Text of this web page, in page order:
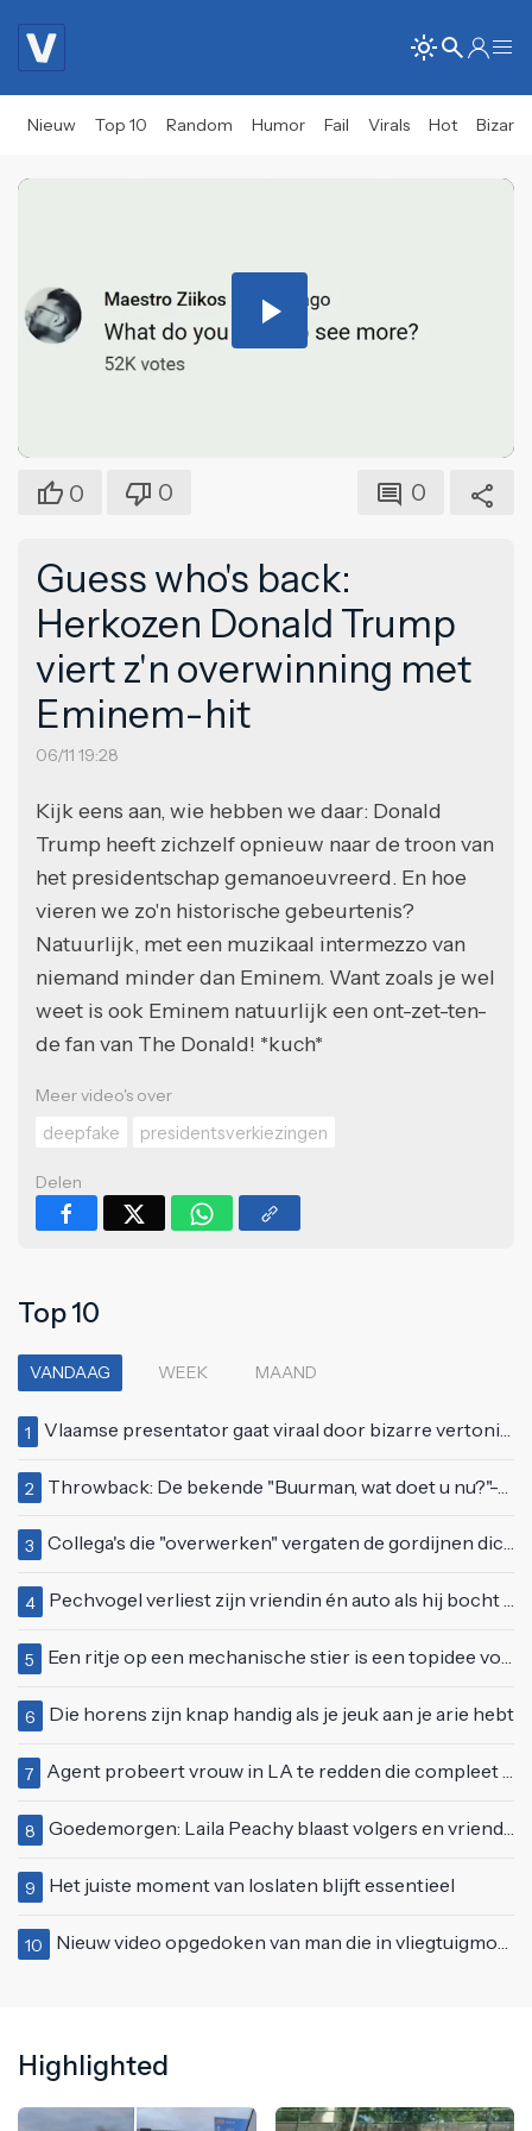
Nieuw Top 10 Random Humor Fail Virals Hot Bizar
Play
0 0 0
Guess who's back:
Herkozen Donald Trump
viert z'n overwinning met
Eminem-hit
06/11 19:28
Kijk eens aan, wie hebben we daar: Donald
Trump heeft zichzelf opnieuw naar de troon van
het presidentschap gemanoeuvreerd. En hoe
vieren we zo'n historische gebeurtenis?
Natuurlijk, met een muzikaal intermezzo van
niemand minder dan Eminem. Want zoals je wel
weet is ook Eminem natuurlijk een ont-zet-ten-
de fan van The Donald! *kuch*
Meer video's over
deepfake
presidentsverkiezingen
Delen
Top 10
VANDAAG WEEK MAAND
1 Vlaamse presentator gaat viraal door bizarre vertoning op live televisie: "Helemaal stijf van de bloem"
2 Throwback: De bekende "Buurman, wat doet u nu?"-scène uit Flodder met Tatjana Šimić
3 Collega's die "overwerken" vergaten de gordijnen dicht te doen
4 Pechvogel verliest zijn vriendin én auto als hij bocht te scherp neemt
5 Een ritje op een mechanische stier is een topidee voor een eerste date
6 Die horens zijn knap handig als je jeuk aan je arie hebt
7 Agent probeert vrouw in LA te redden die compleet van het padje is
8 Goedemorgen: Laila Peachy blaast volgers en vriend letterlijk omver
9 Het juiste moment van loslaten blijft essentieel
10 Nieuw video opgedoken van man die in vliegtuigmotor springt op vliegveld Milaan
Highlighted